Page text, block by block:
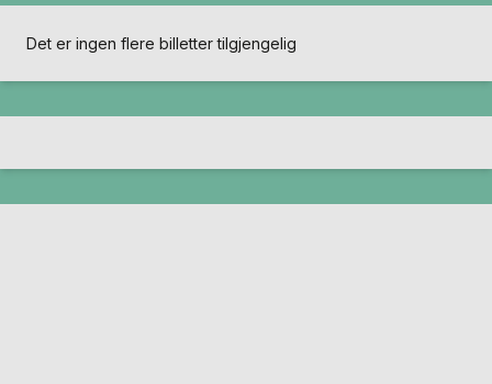
Det er ingen flere billetter tilgjengelig